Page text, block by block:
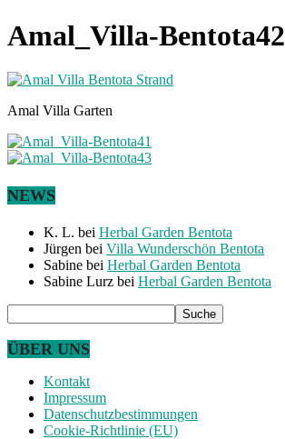
Amal_Villa-Bentota42
Amal Villa Garten
NEWS
K. L. bei Herbal Garden Bentota
Jürgen bei Villa Wunderschön Bentota
Sabine bei Herbal Garden Bentota
Sabine Lurz bei Herbal Garden Bentota
ÜBER UNS
Kontakt
Impressum
Datenschutzbestimmungen
Cookie-Richtlinie (EU)